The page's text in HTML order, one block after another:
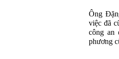
Ông
việc đã
công an
phương